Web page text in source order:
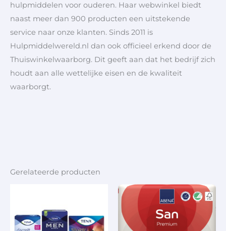
hulpmiddelen voor ouderen. Haar webwinkel biedt
naast meer dan 900 producten een uitstekende
service naar onze klanten. Sinds 2011 is
Hulpmiddelwereld.nl dan ook officieel erkend door de
Thuiswinkelwaarborg. Dit geeft aan dat het bedrijf zich
houdt aan alle wettelijke eisen en de kwaliteit
waarborgt.
Gerelateerde producten